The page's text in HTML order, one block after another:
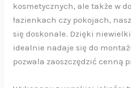
kosmetycznych, ale także w
łazienkach czy pokojach,
się doskonale. Dzięki
idealnie nadaje się do
pozwala zaoszczędzić cenną